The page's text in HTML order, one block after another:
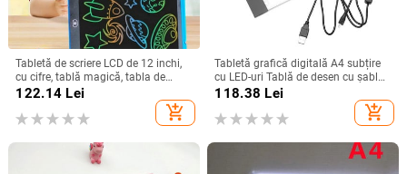
Tabletă de scriere LCD de 12 inchi,
cu cifre, tablă magică, tabla de
desen cu electroni, instrument de
pictură artistică, jucării pentru copii,
joc pentru creier, cel mai bun cadou
122.14 Lei
add_shopping_cart
Tabletă grafică digitală A4 subțire
cu LED-uri Tablă de desen cu șablon
de artă Cutie luminoasă pentru
trasare scriere Tabletă electronică
portabilă
118.38 Lei
add_shopping_cart